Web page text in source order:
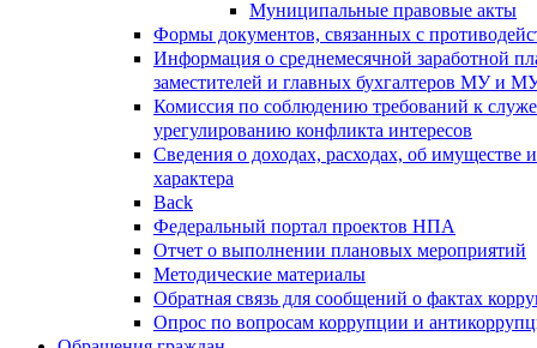
Муниципальные правовые акты
Формы документов, связанных с
Информация о среднемесячной заработной
заместителей и главных бухгалтеров МУ и
Комиссия по соблюдению требований к
урегулированию конфликта интересов
Сведения о доходах, расходах, об имуществе
характера
Back
Федеральный портал проектов НПА
Отчет о выполнении плановых мероприятий
Методические материалы
Обратная связь для сообщений о фактах
Опрос по вопросам коррупции и